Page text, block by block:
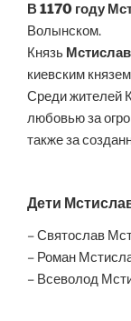
В 1170 году
Волынском.
Князь
киевским
Среди жителей
любовью за
также за
Дети
– Святослав
– Роман
– Всеволод